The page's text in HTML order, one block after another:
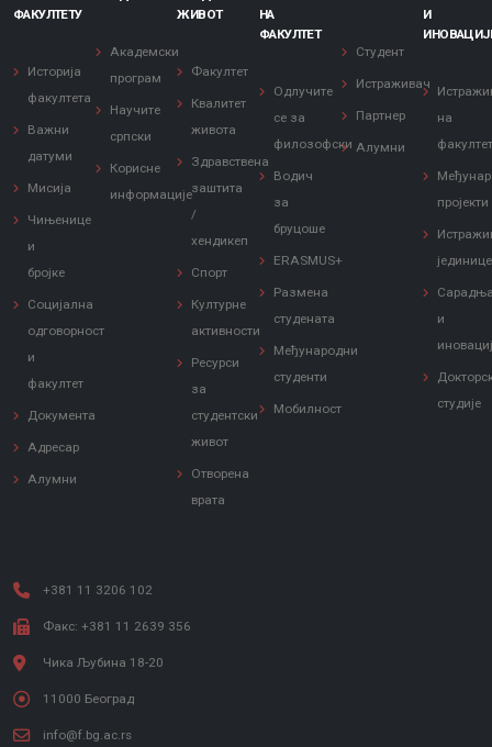
ФАКУЛТЕТУ
Историја
факултета
Важни
датуми
Мисија
Чињенице
и
бројке
Социјална
одговорност
и
факултет
Документа
Адресар
Алумни
Академски
програм
Научите
српски
Корисне
информације
ЖИВОТ
Факултет
Квалитет
живота
Здравствена
заштита
/
хендикеп
Спорт
Културне
активности
Ресурси
за
студентски
живот
Отворена
врата
НА
ФАКУЛТЕТ
Одлучите
се за
филозофски
Водич
за
бруцоше
ERASMUS+
Размена
студената
Међународни
студенти
Мобилност
Студент
Истраживач
Партнер
Алумни
И
на
пројекти
јединице
и
студије
+381 11 3206 102
Факс: +381 11 2639 356
Чика Љубина 18-20
11000 Београд
info@f.bg.ac.rs